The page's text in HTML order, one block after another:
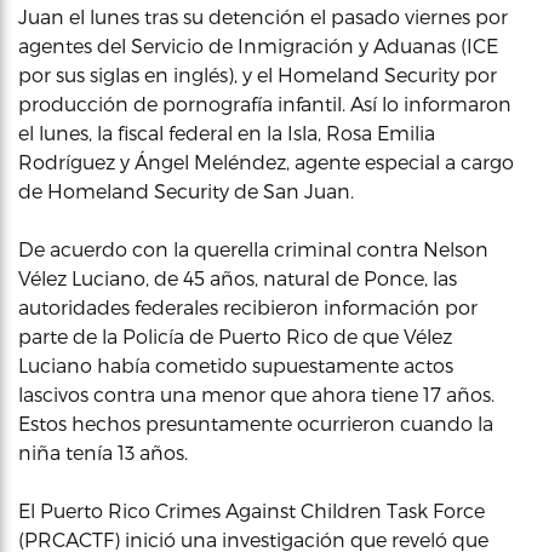
Juan el lunes tras su detención el pasado viernes por
agentes del Servicio de Inmigración y Aduanas (ICE
por sus siglas en inglés), y el Homeland Security por
producción de pornografía infantil. Así lo informaron
el lunes, la fiscal federal en la Isla, Rosa Emilia
Rodríguez y Ángel Meléndez, agente especial a cargo
de Homeland Security de San Juan.
De acuerdo con la querella criminal contra Nelson
Vélez Luciano, de 45 años, natural de Ponce, las
autoridades federales recibieron información por
parte de la Policía de Puerto Rico de que Vélez
Luciano había cometido supuestamente actos
lascivos contra una menor que ahora tiene 17 años.
Estos hechos presuntamente ocurrieron cuando la
niña tenía 13 años.
El Puerto Rico Crimes Against Children Task Force
(PRCACTF) inició una investigación que reveló que